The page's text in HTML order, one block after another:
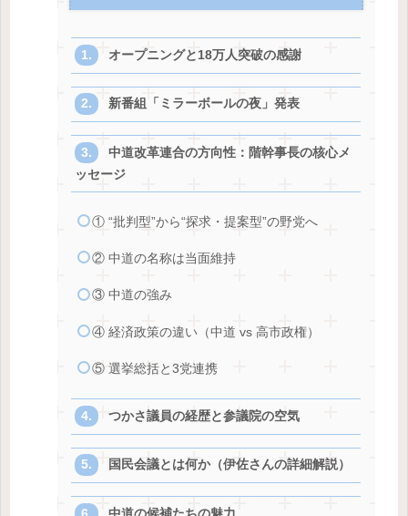
オープニングと18万人突破の感謝
新番組「ミラーボールの夜」発表
中道改革連合の方向性：階幹事長の核心メ
ッセージ
① “批判型”から“探求・提案型”の野党へ
② 中道の名称は当面維持
③ 中道の強み
④ 経済政策の違い（中道 vs 高市政権）
⑤ 選挙総括と3党連携
つかさ議員の経歴と参議院の空気
国民会議とは何か（伊佐さんの詳細解説）